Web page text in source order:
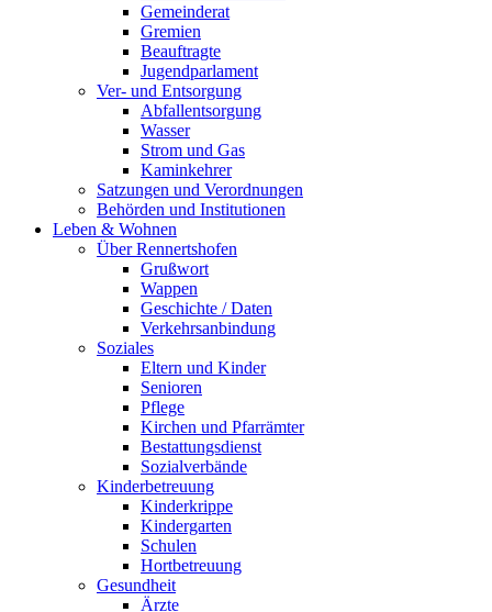
Gemeinderat
Gremien
Beauftragte
Jugendparlament
Ver- und Entsorgung
Abfallentsorgung
Wasser
Strom und Gas
Kaminkehrer
Satzungen und Verordnungen
Behörden und Institutionen
Leben & Wohnen
Über Rennertshofen
Grußwort
Wappen
Geschichte / Daten
Verkehrsanbindung
Soziales
Eltern und Kinder
Senioren
Pflege
Kirchen und Pfarrämter
Bestattungsdienst
Sozialverbände
Kinderbetreuung
Kinderkrippe
Kindergarten
Schulen
Hortbetreuung
Gesundheit
Ärzte